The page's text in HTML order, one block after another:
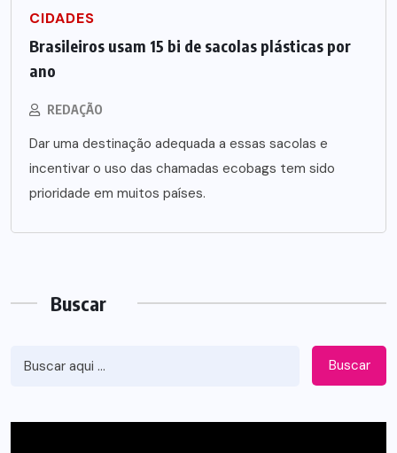
CIDADES
Brasileiros usam 15 bi de sacolas plásticas por
ano
REDAÇÃO
Dar uma destinação adequada a essas sacolas e
incentivar o uso das chamadas ecobags tem sido
prioridade em muitos países.
Buscar
Buscar